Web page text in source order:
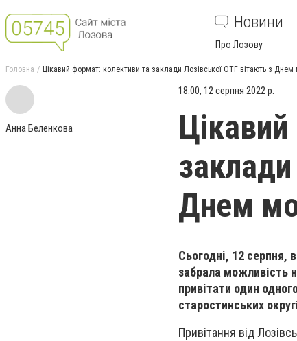
Новини
Про Лозову
Головна Цікавий формат: колективи та заклади Лозівської ОТГ вітають з
Анна Беленкова
18:00, 12 серпня 2022 р.
Днем
Сьогодні, 12 серпня,
забрала можливість
привітати один
старостинських
Привітання від